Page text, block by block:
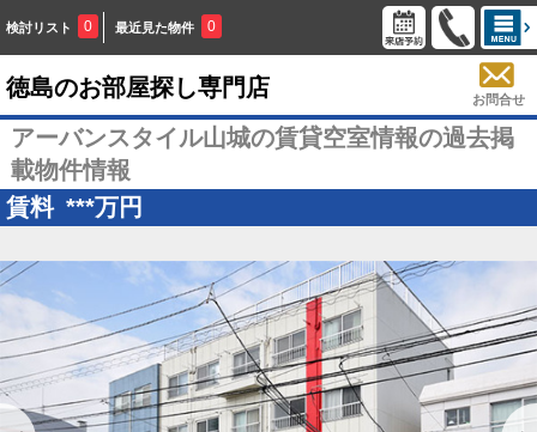
検討リスト 0 最近見た物件 0
徳島のお部屋探し専門店 お問合せ
アーバンスタイル山城の賃貸空室情報の過去掲
載物件情報
賃料 ***万円